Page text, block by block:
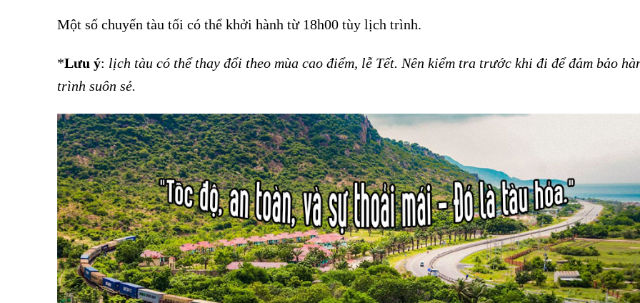
Một số chuyến tàu tối có thể khởi hành từ 18h00 tùy lịch trình.
*Lưu ý: lịch tàu có thể thay đổi theo mùa cao điểm, lễ Tết. Nên kiểm tra trước khi đi để đảm bảo
trình suôn sẻ.